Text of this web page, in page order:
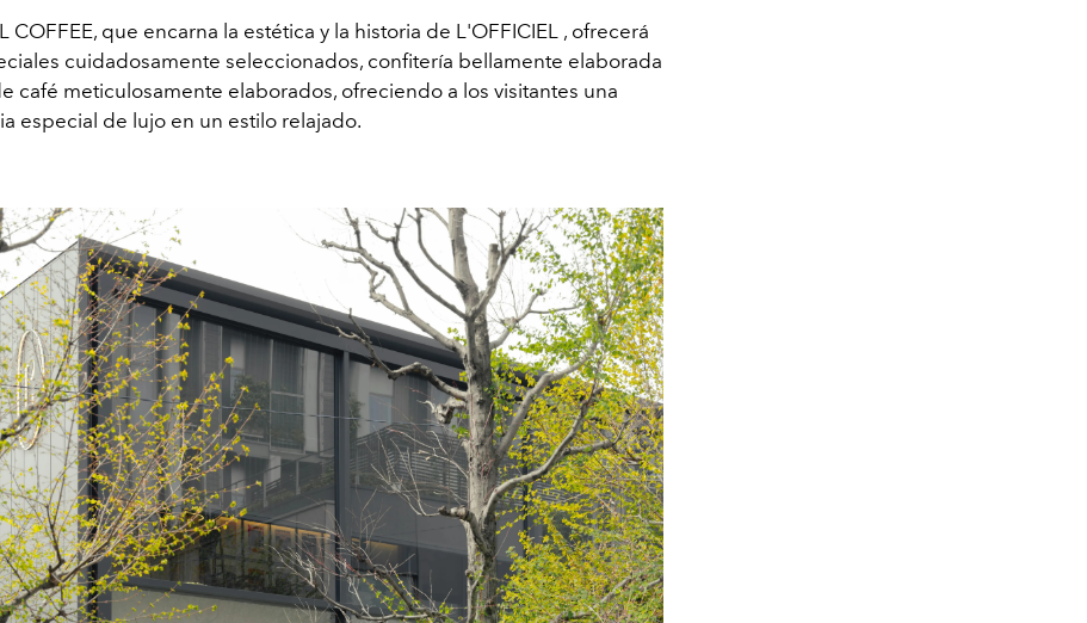
COFFEE, que encarna la estética y la historia de L'OFFICIEL , ofrecerá
cuidadosamente seleccionados, confitería bellamente elaborada
café meticulosamente elaborados, ofreciendo a los visitantes una
especial de lujo en un estilo relajado.